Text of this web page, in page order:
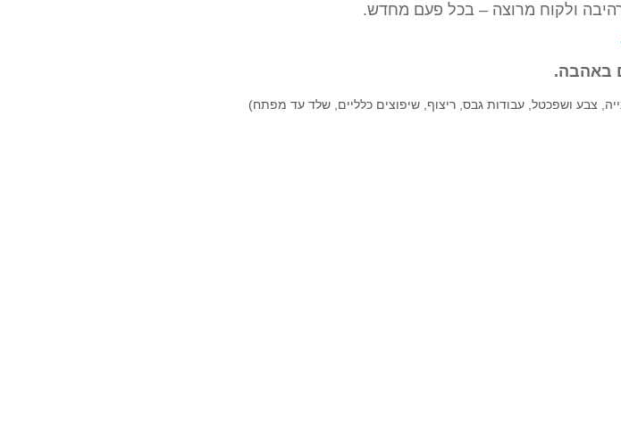
ולקוח מרוצה – בכל פעם מחדש.
באהבה.
צבע ושפכטל, עבודות גבס, ריצוף, שיפוצים כלליים, שלד עד מפתח)